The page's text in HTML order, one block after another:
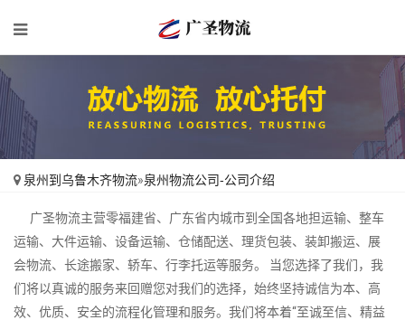
泉州到乌鲁木齐物流»泉州物流公司-公司介绍
广圣物流主营零福建省、广东省内城市到全国各地担运输、整车
运输、大件运输、设备运输、仓储配送、理货包装、装卸搬运、展
会物流、长途搬家、轿车、行李托运等服务。 当您选择了我们，我
们将以真诚的服务来回赠您对我们的选择，始终坚持诚信为本、高
效、优质、安全的流程化管理和服务。我们将本着“至诚至信、精益